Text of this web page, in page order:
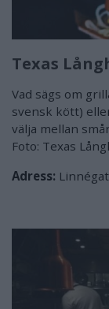
Texas
Vad sägs om
svensk kött)
välja mellan
Foto: Texas
Adress: